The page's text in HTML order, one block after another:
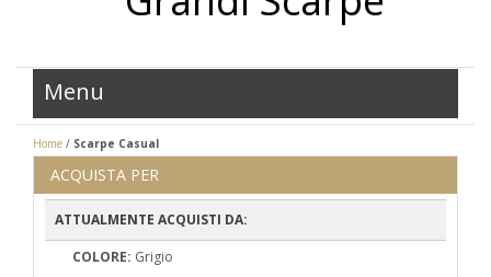
Menu
Home / Scarpe Casual
ACQUISTA PER
ATTUALMENTE ACQUISTI DA:
COLORE: Grigio